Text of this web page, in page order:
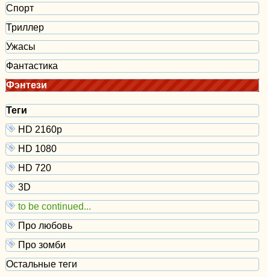
Спорт
Триллер
Ужасы
Фантастика
Фэнтези
Теги
HD 2160р
HD 1080
HD 720
3D
to be continued...
Про любовь
Про зомби
Остальные теги